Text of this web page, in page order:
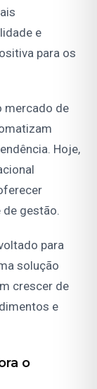
e
para os
mercado de
Hoje,
de gestão.
para
solução
crescer de
e
o